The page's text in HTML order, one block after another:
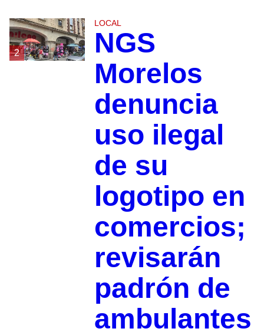
2
LOCAL
NGS
Morelos
denuncia
uso ilegal
de su
logotipo en
comercios;
revisarán
padrón de
ambulantes